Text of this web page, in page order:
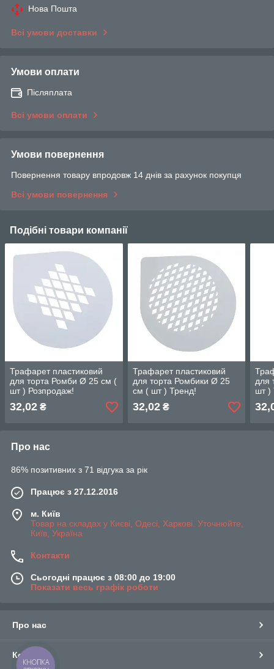
Нова Пошта
Всі умови доставки
Умови оплати
Післяплата
Всі умови оплати
Умови повернення
Повернення товару впродовж 14 днів за рахунок покупця
Всі умови повернення
Подібні товари компанії
Трафарет пластиковий
для торта Ромби Ø 25 см (
шт ) Розпродаж!
32,02 ₴
Трафарет пластиковий
для торта Ромбики Ø 25
см ( шт ) Тренд!
32,02₴
для
шт )
Про нас
86% позитивних з 71 відгука за рік
Працює з 27.12.2016
м. Київ
Товар на складах у Києві, Одесі, Харкові. Уточнюйте,
Київ, Україна
Контакти
Сьогодні працює з 08:00 до 19:00
Показати весь графік роботи
Про нас
Контакти
КНОПКА